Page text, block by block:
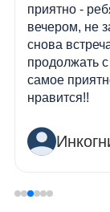
приятно -
вечером, не
снова
продолжать
самое
нравится!!